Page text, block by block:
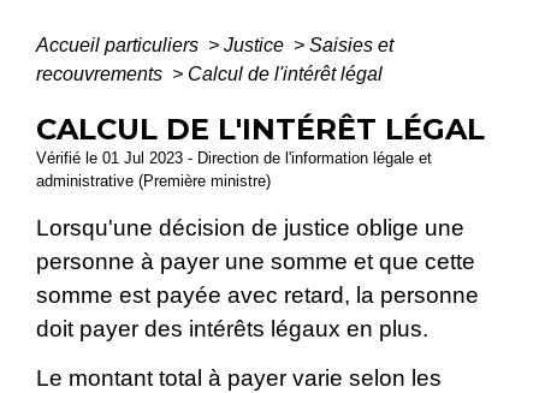
Accueil particuliers > Justice > Saisies et
recouvrements > Calcul de l'intérêt légal
CALCUL DE L'INTÉRÊT LÉGAL
Vérifié le 01 Jul 2023 - Direction de l'information légale et
administrative (Première ministre)
Lorsqu'une décision de justice oblige une
personne à payer une somme et que cette
somme est payée avec retard, la personne
doit payer des intérêts légaux en plus.
Le montant total à payer varie selon les